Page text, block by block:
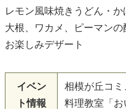
レモン風味焼きうどん・
大根、ワカメ、ピーマンの
お楽しみデザート
イベン
ト情報
相模が丘コ
料理教室「